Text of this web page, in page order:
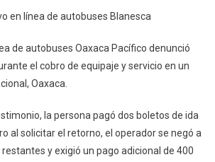
En
Línea
Oaxaca
Pacífico
en línea de autobuses Blanesca
de autobuses Oaxaca Pacífico denunció
el cobro de equipaje y servicio en un
Oaxaca.
la persona pagó dos boletos de ida
al solicitar el retorno, el operador se negó a
y exigió un pago adicional de 400